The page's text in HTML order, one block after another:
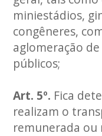
miniestádios,
congêneres,
aglomeração
públicos;
Art. 5º. Fica
realizam o
remunerada ou